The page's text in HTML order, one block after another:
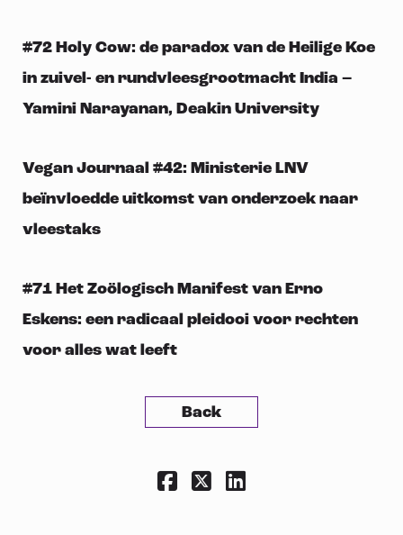
#72 Holy Cow: de paradox van de Heilige Koe
in zuivel- en rundvleesgrootmacht India –
Yamini Narayanan, Deakin University
Vegan Journaal #42: Ministerie LNV
beïnvloedde uitkomst van onderzoek naar
vleestaks
#71 Het Zoölogisch Manifest van Erno
Eskens: een radicaal pleidooi voor rechten
voor alles wat leeft
Back